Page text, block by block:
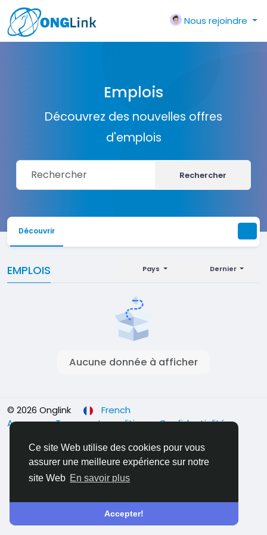
Ce site Web utilise des cookies pour vous
assurer une meilleure expérience sur notre
site Web En savoir plus
Accepter!
Nous rejoindre
Emplois
Découvrez des nouvelles offres
d'emplois
Rechercher
Découvrir
EMPLOIS Dernier
Pays
Aucune donnée à afficher
© 2026 Onglink
French
A propos Termes et conditions Confidentialité